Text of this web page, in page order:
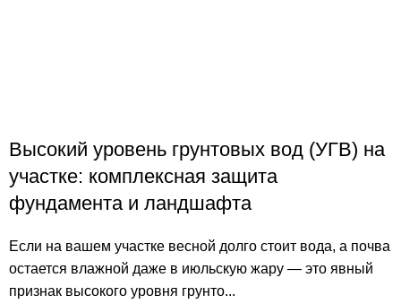
Высокий уровень грунтовых вод (УГВ) на
участке: комплексная защита
фундамента и ландшафта
Если на вашем участке весной долго стоит вода, а почва
остается влажной даже в июльскую жару — это явный
признак высокого уровня грунто...